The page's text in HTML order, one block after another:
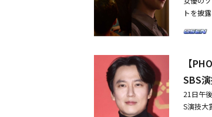
かれた
は、長
が修女
を予告
演じた
た「黒
トを披
りつか
うため
い顔を
修女ミ
倍増さ
努力す
【
SBS
21日午
S演技大